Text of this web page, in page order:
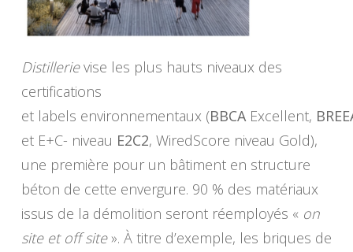
Distillerievise les plus hauts niveaux des
certifications
et labels environnementaux (BBCAExcellent,
et E+C- niveau E2C2, WiredScore niveau Gold),
une première pour un bâtiment en structure
béton de cette envergure. 90 % des matériaux
issus de la démolition seront réemployés « on
site et off site». À titre d’exemple, les briques de